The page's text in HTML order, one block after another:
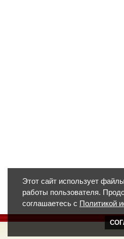
Этот сайт использует
работы пользователя.
соглашаетесь с Политикой